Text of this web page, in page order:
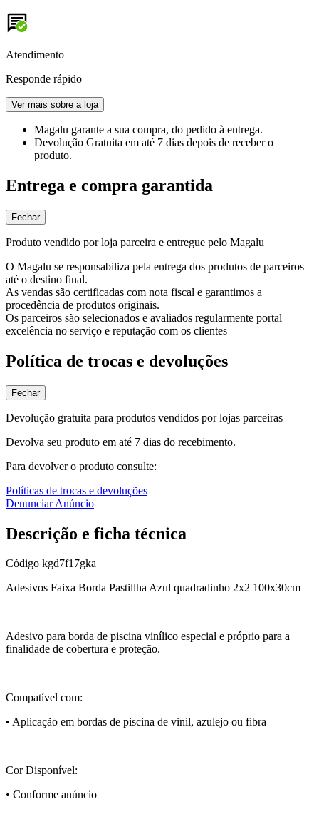
Atendimento
Responde rápido
Ver mais sobre a loja
Magalu garante a sua compra, do pedido à entrega.
Devolução Gratuita em até 7 dias depois de receber o
produto.
Entrega e compra garantida
Fechar
Produto vendido por loja parceira e entregue pelo Magalu
O Magalu se responsabiliza pela entrega dos produtos de parceiros
até o destino final.
As vendas são certificadas com nota fiscal e garantimos a
procedência de produtos originais.
Os parceiros são selecionados e avaliados regularmente portal
excelência no serviço e reputação com os clientes
Política de trocas e devoluções
Fechar
Devolução gratuita para produtos vendidos por lojas parceiras
Devolva seu produto em até 7 dias do recebimento.
Para devolver o produto consulte:
Políticas de trocas e devoluções
Denunciar Anúncio
Descrição e ficha técnica
Código kgd7f17gka
Adesivos Faixa Borda Pastillha Azul quadradinho 2x2 100x30cm
Adesivo para borda de piscina vinílico especial e próprio para a
finalidade de cobertura e proteção.
Compatível com:
• Aplicação em bordas de piscina de vinil, azulejo ou fibra
Cor Disponível:
• Conforme anúncio